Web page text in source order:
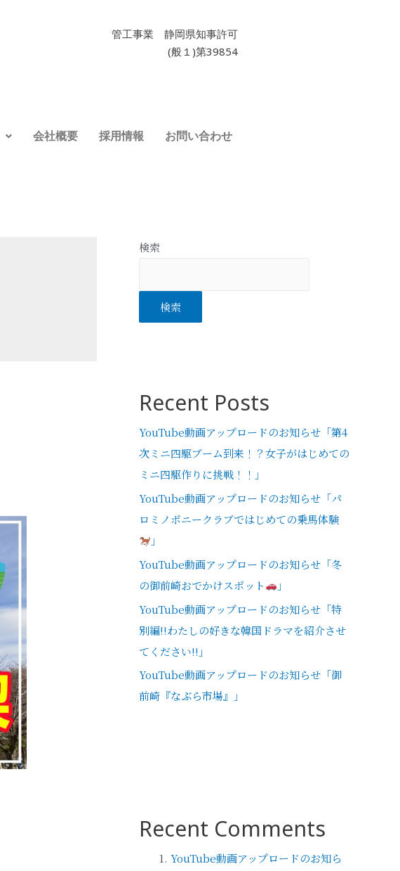
管工事業 静岡県知事許可
(般１)第39854
会社概要 採用情報 お問い合わせ
検索
検索
Recent Posts
YouTube動画アップロードのお知らせ「第4
次ミニ四駆ブーム到来！？女子がはじめての
ミニ四駆作りに挑戦！！」
YouTube動画アップロードのお知らせ「パ
ロミノポニークラブではじめての乗馬体験
」
YouTube動画アップロードのお知らせ「冬
の御前崎おでかけスポット
」
YouTube動画アップロードのお知らせ「特
別編!!わたしの好きな韓国ドラマを紹介させ
てください!!」
YouTube動画アップロードのお知らせ「御
前崎『なぶら市場』」
Recent Comments
YouTube動画アップロードのお知ら